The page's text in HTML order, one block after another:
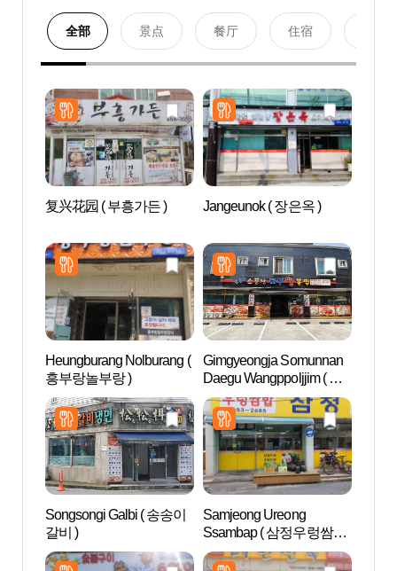
全部 景点 餐厅 住宿
复兴花园 ( 부흥가든 ) Jangeunok ( 장은옥 )
Heungburang Nolburang (
흥부랑놀부랑 )
Gimgyeongja Somunnan
Daegu Wangppoljjim ( 김
경자소문난대구왕뽈찜 )
Songsongi Galbi ( 송송이
갈비 )
Samjeong Ureong
Ssambap ( 삼정우렁쌈밥
)